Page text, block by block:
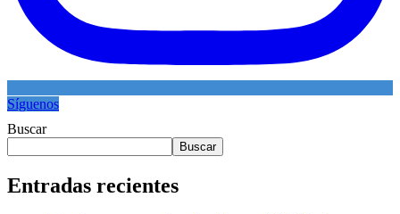
Síguenos
Buscar
Buscar
Entradas recientes